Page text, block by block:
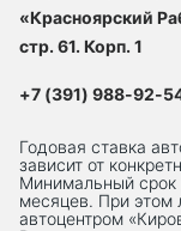
«Красноярский
стр. 61. Корп. 1
+7 (391) 988-92-
Годовая ставка
зависит от
Минимальный срок
месяцев. При этом
автоцентром